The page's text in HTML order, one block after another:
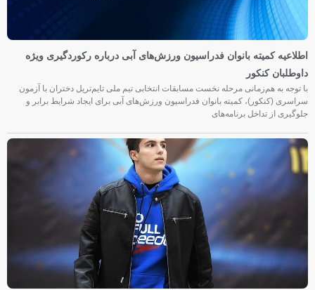
اطلاعیه کمیته بانوان فدراسیون ورزش‌های آبی درباره رکوردگیری ویژه
داوطلبان کنکور
با توجه به هم‌زمانی مرحله نخست مسابقات انتخابی تیم ملی تایم‌تریل دختران با آزمون
سراسری (کنکور)، کمیته بانوان فدراسیون ورزش‌های آبی برای ایجاد شرایط برابر و
جلوگیری از تداخل برنامه‌های